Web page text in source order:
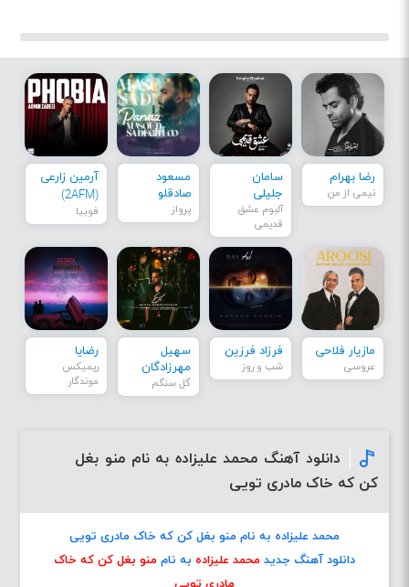
رضا بهرام
نیمی از من
سامان
جلیلی
آلبوم عشق
قدیمی
مسعود
صادقلو
پرواز
آرمین زارعی
(2AFM)
فوبیا
مازیار فلاحی
عروسی
فرزاد فرزین
شب و روز
سهیل
مهرزادگان
گل سنگم
رضایا
ریمیکس
موندگار
دانلود آهنگ محمد علیزاده به نام منو بغل
کن که خاک مادری تویی
محمد علیزاده به نام منو بغل کن که خاک مادری تویی
دانلود آهنگ جدید محمد علیزاده به نام منو بغل کن که خاک